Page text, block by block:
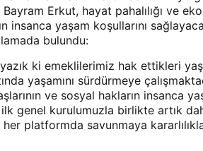
Bayram Erkut, hayat pahalılığı ve
insanca yaşam koşullarını
bulundu:
ki emeklilerimiz hak ettikleri
yaşamını sürdürmeye
ve sosyal hakların insanca
ilk genel kurulumuzla birlikte artık
her platformda savunmaya